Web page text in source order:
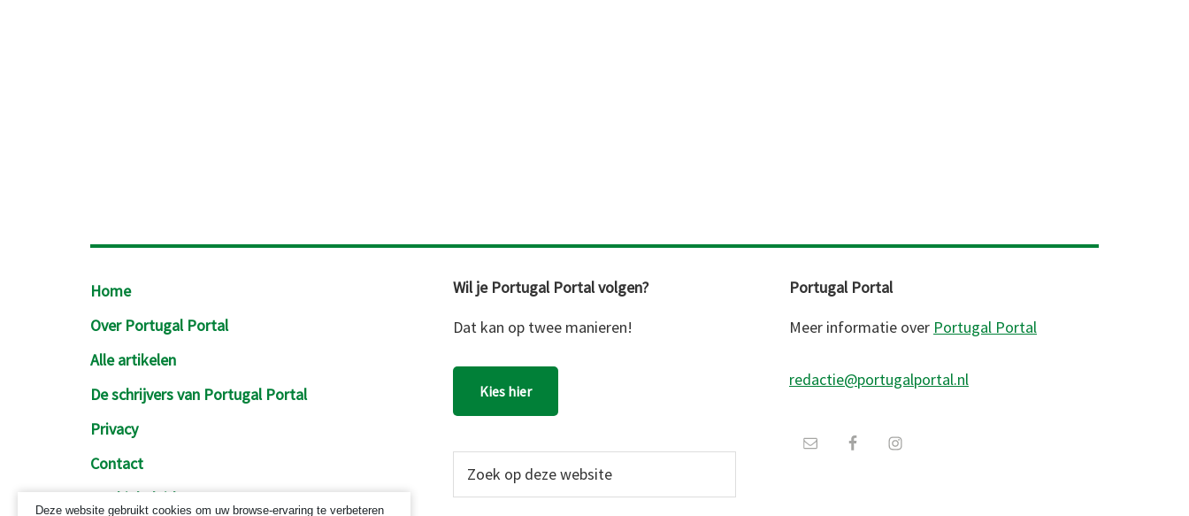
Footer
Home
Over Portugal Portal
Alle artikelen
De schrijvers van Portugal Portal
Privacy
Contact
Cookiebeleid
Wil je Portugal Portal volgen?
Dat kan op twee manieren!
Kies hier
Portugal Portal
Meer informatie over Portugal Portal
redactie@portugalportal.nl
Deze website gebruikt cookies om uw browse-ervaring te verbeteren